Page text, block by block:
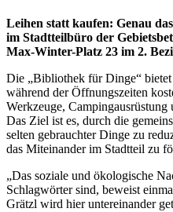
Leihen statt kaufen: Genau
im Stadtteilbüro der
Max-Winter-Platz 23 im 2.
Die „Bibliothek für Dinge“
während der Öffnungszeiten
Werkzeuge, Campingausrüstung
Das Ziel ist es, durch die
selten gebrauchter Dinge zu
das Miteinander im Stadtteil zu
„Das soziale und ökologische
Schlagwörter sind, beweist
Grätzl wird hier untereinander